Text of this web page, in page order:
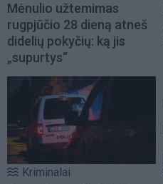
Mėnulio užtemimas
rugpjūčio 28 dieną atneš
didelių pokyčių: ką jis
„supurtys“
Kriminalai